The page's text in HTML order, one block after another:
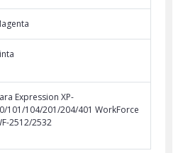
Expression XP-
101/104/201/204/401 WorkForce
2512/2532